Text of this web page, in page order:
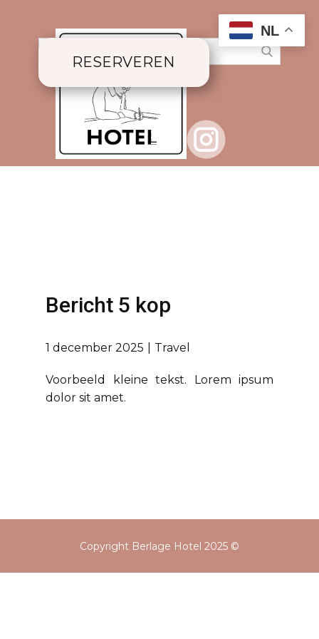
RESERVEREN
Bericht 5 kop
1 december 2025 Travel
Voorbeeld kleine tekst. Lorem ipsum
dolor sit amet.
Copyright Berlage Hotel 2025 ©
NL